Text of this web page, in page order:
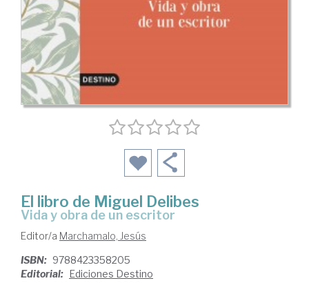
El libro de Miguel Delibes
Vida y obra de un escritor
Editor/a Marchamalo, Jesús
ISBN: 9788423358205
Editorial: Ediciones Destino